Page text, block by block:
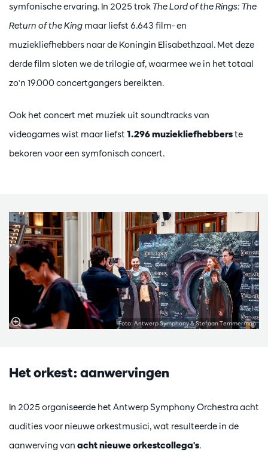
symfonische ervaring. In 2025 trokThe Lord of the Rings: The
Return of the King maar liefst 6.643 film- en
muziekliefhebbers naar de Koningin Elisabethzaal. Met deze
derde film sloten we de trilogie af, waarmee we in het totaal
zo'n 19.000 concertgangers bereikten.
Ook het concert met muziek uit soundtracks van
videogames wist maar liefst 1.296 muziekliefhebberste
bekoren voor een symfonisch concert.
Foto: Antwerp Symphony & Stefaan Temmerman
Het orkest: aanwervingen
In 2025 organiseerde het Antwerp Symphony Orchestra acht
audities voor nieuwe orkestmusici, wat resulteerde in de
aanwerving van acht nieuwe orkestcollega's.